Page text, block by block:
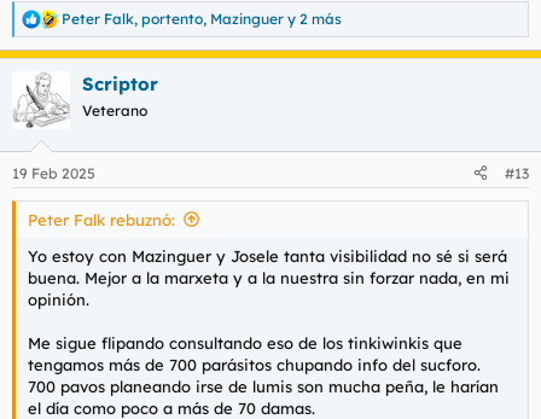
R
e
a
c
c
i
e
s
Peter Falk, portento, Mazinguer y 2 más
Scriptor
Veterano
19 Feb 2025 #13
Peter Falk rebuznó:
Yo estoy con Mazinguer y Josele tanta visibilidad no sé si será
buena. Mejor a la marxeta y a la nuestra sin forzar nada, en mi
opinión.
Me sigue flipando consultando eso de los tinkiwinkis que
tengamos más de 700 parásitos chupando info del sucforo.
700 pavos planeando irse de lumis son mucha peña, le harían
el día como poco a más de 70 damas.